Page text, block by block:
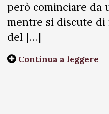
però cominciare da
mentre si discute
del […]
Continua a leggere